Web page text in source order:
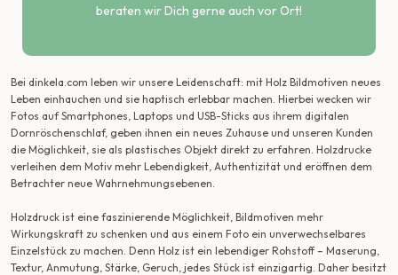
beraten wir Dich gerne auch vor Ort!
Bei dinkela.com leben wir unsere Leidenschaft: mit Holz Bildmotiven neues
Leben einhauchen und sie haptisch erlebbar machen. Hierbei wecken wir
Fotos auf Smartphones, Laptops und USB-Sticks aus ihrem digitalen
Dornröschenschlaf, geben ihnen ein neues Zuhause und unseren Kunden
die Möglichkeit, sie als plastisches Objekt direkt zu erfahren. Holzdrucke
verleihen dem Motiv mehr Lebendigkeit, Authentizität und eröffnen dem
Betrachter neue Wahrnehmungsebenen.
Holzdruck ist eine faszinierende Möglichkeit, Bildmotiven mehr
Wirkungskraft zu schenken und aus einem Foto ein unverwechselbares
Einzelstück zu machen. Denn Holz ist ein lebendiger Rohstoff – Maserung,
Textur, Anmutung, Stärke, Geruch, jedes Stück ist einzigartig. Daher besitzt